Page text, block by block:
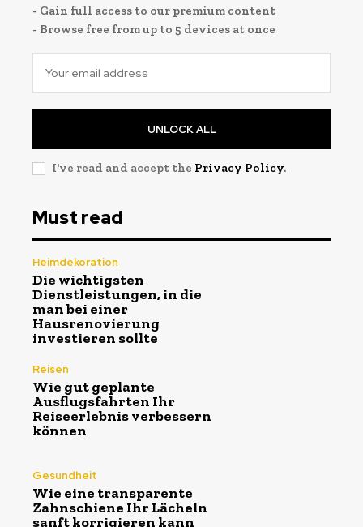
- Gain full access to our premium content
- Browse free from up to 5 devices at once
UNLOCK ALL
I've read and accept the Privacy Policy.
Must read
Heimdekoration
Die wichtigsten
Dienstleistungen, in die
man bei einer
Hausrenovierung
investieren sollte
Reisen
Wie gut geplante
Ausflugsfahrten Ihr
Reiseerlebnis verbessern
können
Gesundheit
Wie eine transparente
Zahnschiene Ihr Lächeln
sanft korrigieren kann